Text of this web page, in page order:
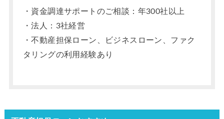
・資金調達サポートのご相談：年300社以上
・法人：3社経営
・不動産担保ローン、ビジネスローン、ファク
タリングの利用経験あり